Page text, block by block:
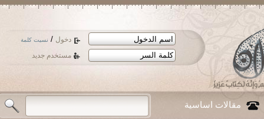
دخول / نسيت كلمة
مستخدم جديد
مقالات اساسية